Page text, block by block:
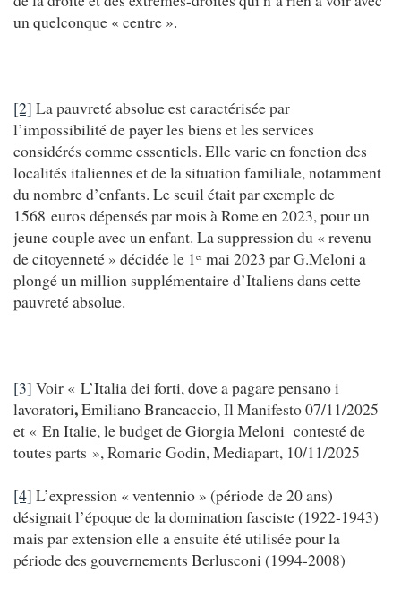
un quelconque « centre ».
[2] La pauvreté absolue est caractérisée par
l’impossibilité de payer les biens et les services
considérés comme essentiels. Elle varie en fonction des
localités italiennes et de la situation familiale, notamment
du nombre d’enfants. Le seuil était par exemple de
1568 euros dépensés par mois à Rome en 2023, pour un
jeune couple avec un enfant. La suppression du « revenu
de citoyenneté » décidée le 1ermai 2023 par G.Meloni a
plongé un million supplémentaire d’Italiens dans cette
pauvreté absolue.
[3] Voir « L’Italia dei forti, dove a pagare pensano i
lavoratori,Emiliano Brancaccio, Il Manifesto 07/11/2025
et « En Italie, le budget de Giorgia Meloni contesté de
toutes parts », Romaric Godin, Mediapart, 10/11/2025
[4] L’expression « ventennio » (période de 20 ans)
désignait l’époque de la domination fasciste (1922-1943)
mais par extension elle a ensuite été utilisée pour la
période des gouvernements Berlusconi (1994-2008)